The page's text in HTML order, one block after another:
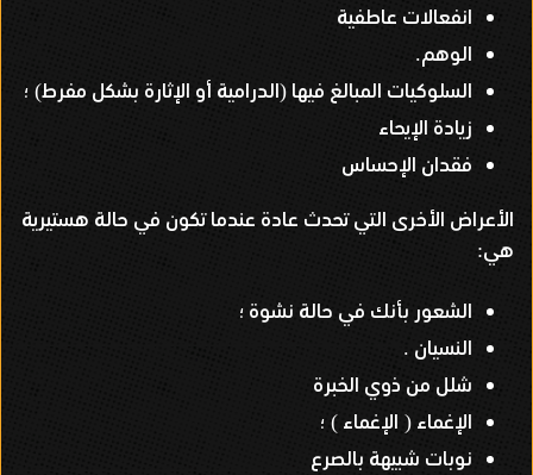
انفعالات عاطفية
الوهم.
السلوكيات المبالغ فيها (الدرامية أو الإثارة بشكل مفرط) ؛
زيادة الإيحاء
فقدان الإحساس
الأعراض الأخرى التي تحدث عادة عندما تكون في حالة هستيرية
هي:
الشعور بأنك في حالة نشوة ؛
النسيان .
شلل من ذوي الخبرة
الإغماء ( الإغماء ) ؛
نوبات شبيهة بالصرع